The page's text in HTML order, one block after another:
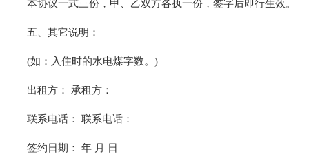
本协议一式三份，甲、乙双方各执一份，签字后即行生效。
五、其它说明：
(如：入住时的水电煤字数。)
出租方： 承租方：
联系电话： 联系电话：
签约日期： 年 月 日